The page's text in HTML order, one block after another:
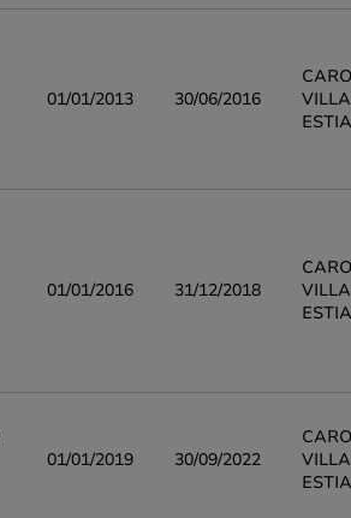
01/01/2013 30/06/2016
01/01/2016 31/12/2018
01/01/2019 30/09/2022